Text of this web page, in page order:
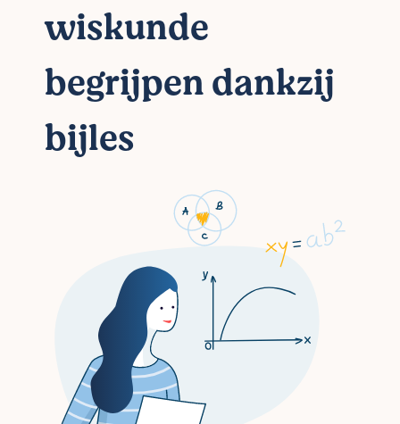
wiskunde
begrijpen dankzij
bijles